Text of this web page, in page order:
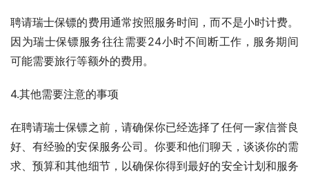
聘请瑞士保镖的费用通常按照服务时间，而不是小时计费。
因为瑞士保镖服务往往需要24小时不间断工作，服务期间
可能需要旅行等额外的费用。
4.其他需要注意的事项
在聘请瑞士保镖之前，请确保你已经选择了任何一家信誉良
好、有经验的安保服务公司。你要和他们聊天，谈谈你的需
求、预算和其他细节，以确保你得到最好的安全计划和服务